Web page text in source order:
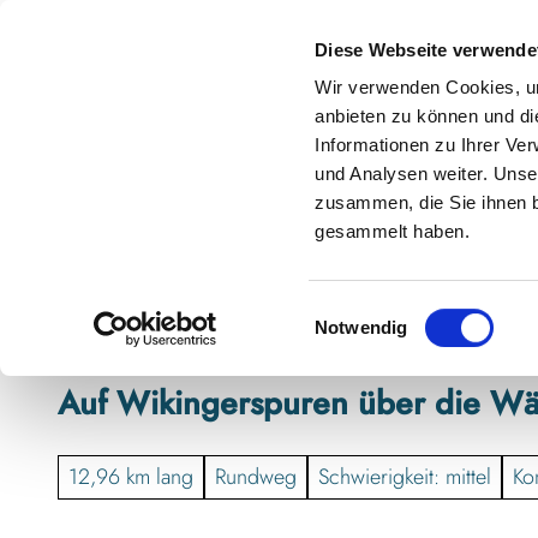
Diese Webseite
Wir verwenden Cookies,
anbieten zu können und
Informationen zu Ihrer
und Analysen weiter.
zusammen, die Sie ihnen
gesammelt haben.
i
w
l
Notwendig
Menü Buchen
Auf Wikingerspuren über die
12,96 km lang Rundweg Schwierigkeit: mittel